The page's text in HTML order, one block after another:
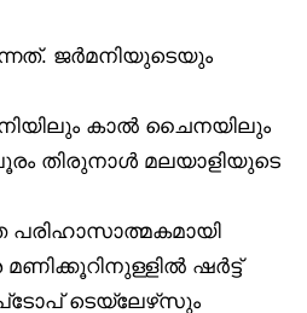
ജർമനിയുടെയും
കാൽ ചൈനയിലും
തിരുനാൾ മലയാളിയുടെ
പരിഹാസാത്മകമായി
ഷർട്ട്
ടെയ്‌ലേഴ്‌സും